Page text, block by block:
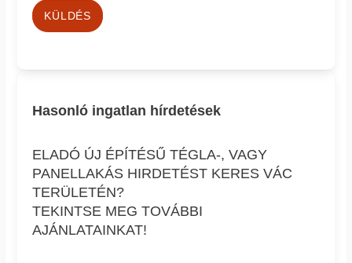
KÜLDÉS
Hasonló ingatlan hírdetések
ELADÓ ÚJ ÉPÍTÉSŰ TÉGLA-, VAGY
PANELLAKÁS HIRDETÉST KERES VÁC
TERÜLETÉN?
TEKINTSE MEG TOVÁBBI
AJÁNLATAINKAT!